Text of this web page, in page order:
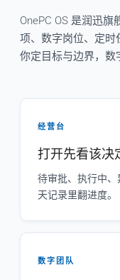
OnePC OS 是润迅
项、数字岗位、定时
你定目标与边界，数
经营台
打开先看该决
待审批、执行中
天记录里翻进度。
数字团队